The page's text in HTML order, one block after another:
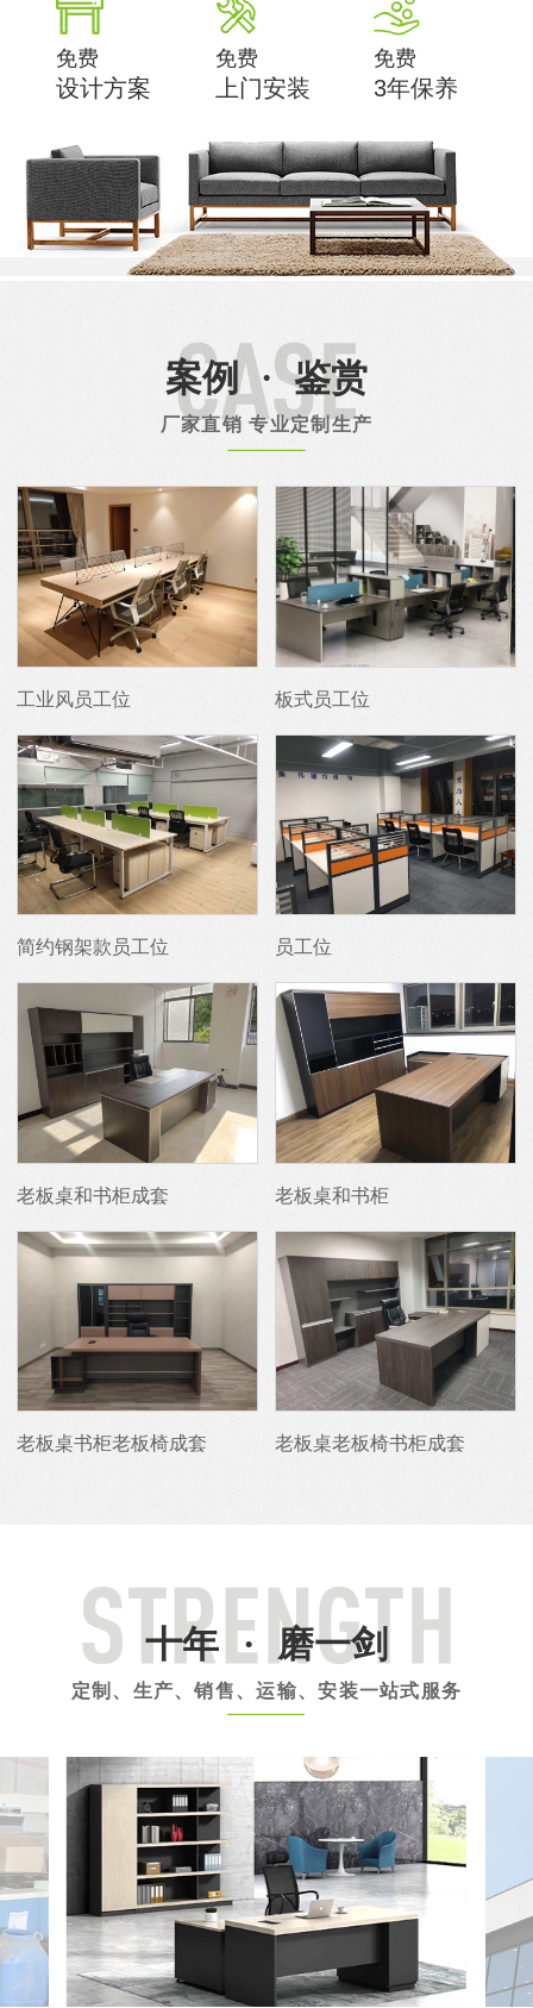
免费
设计方案
免费
上门安装
免费
3年保养
案例 · 鉴赏
厂家直销 专业定制生产
工业风员工位 板式员工位
简约钢架款员工位 员工位
老板桌和书柜成套 老板桌和书柜
老板桌书柜老板椅成套 老板桌老板椅书柜成套
十年 · 磨一剑
定制、生产、销售、运输、安装一站式服务